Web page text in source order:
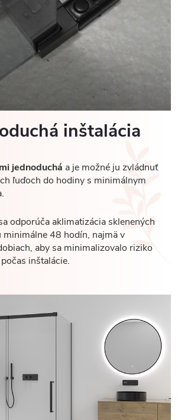
inštalácia
jednoduchá a je možné ju zvládnuť
ľuďoch do hodiny s minimálnym
odporúča aklimatizácia sklenených
minimálne 48 hodín, najmä v
aby sa minimalizovalo riziko
inštalácie.